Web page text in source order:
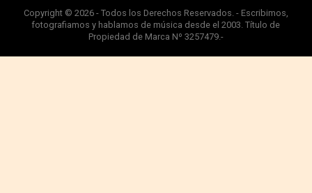
Copyright © 2026 - Todos los Derechos Reservados. - Escribimos,
fotografiamos y hablamos de música desde el 2003. Título de
Propiedad de Marca Nº 3257479.-